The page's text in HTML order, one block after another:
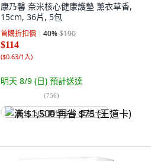
康乃馨 奈米核心健康護墊 薰衣草香,
15cm, 36片, 5包
首購折扣價 40%$190
$114
($0.63/1入)
明天 8/9 (日) 預計送達
(756)
满 $1,500 再省 $75 (王道卡)